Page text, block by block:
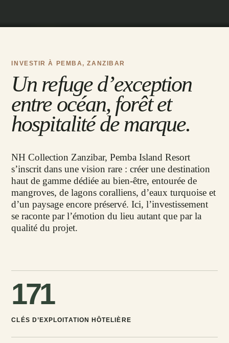
INVESTIR À PEMBA, ZANZIBAR
Un refuge d’exception
entre océan, forêt et
hospitalité de marque.
NH Collection Zanzibar, Pemba Island Resort
s’inscrit dans une vision rare : créer une destination
haut de gamme dédiée au bien-être, entourée de
mangroves, de lagons coralliens, d’eaux turquoise et
d’un paysage encore préservé. Ici, l’investissement
se raconte par l’émotion du lieu autant que par la
qualité du projet.
171
CLÉS D’EXPLOITATION HÔTELIÈRE